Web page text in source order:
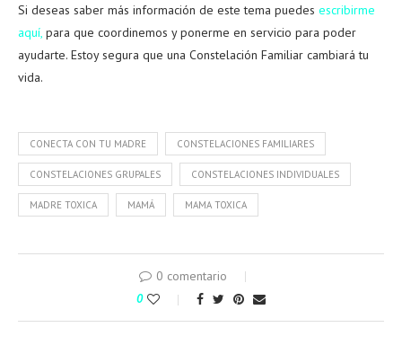
Si deseas saber más información de este tema puedes escribirme
aquí, para que coordinemos y ponerme en servicio para poder
ayudarte. Estoy segura que una Constelación Familiar cambiará tu
vida.
CONECTA CON TU MADRE CONSTELACIONES FAMILIARES
CONSTELACIONES GRUPALES CONSTELACIONES INDIVIDUALES
MADRE TOXICA MAMÁ MAMA TOXICA
0 comentario
0